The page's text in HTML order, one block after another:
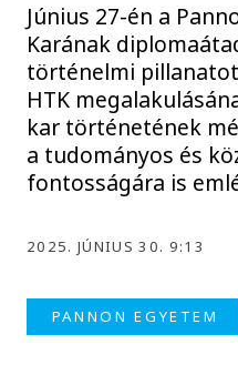
Június 27-én a
Karának
történelmi
HTK
kar történetének
a tudományos és
fontosságára is
2025. JÚNIUS 30. 9:13
PANNON EGYETEM